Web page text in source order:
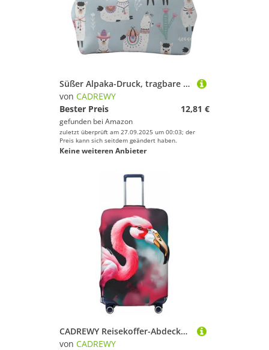
Süßer Alpaka-Druck, tragbare Damen-Münzgeldbörse, niedlicher Mini-Reißverschluss, Geldbörse mit Kussverschluss, Kreditkarten, Schwarz, Einheitsgröße
von CADREWY
Bester Preis
12,81 €
gefunden bei Amazon
zuletzt überprüft am 27.09.2025 um 00:03; der
Preis kann sich seitdem geändert haben.
Keine weiteren Anbieter
CADREWY Reisekoffer-Abdeckung, Gepäckschutz mit Flamingo-Druck, elastisch, kratzfest, für Handgepäck, Schwarz, X-Large
von CADREWY